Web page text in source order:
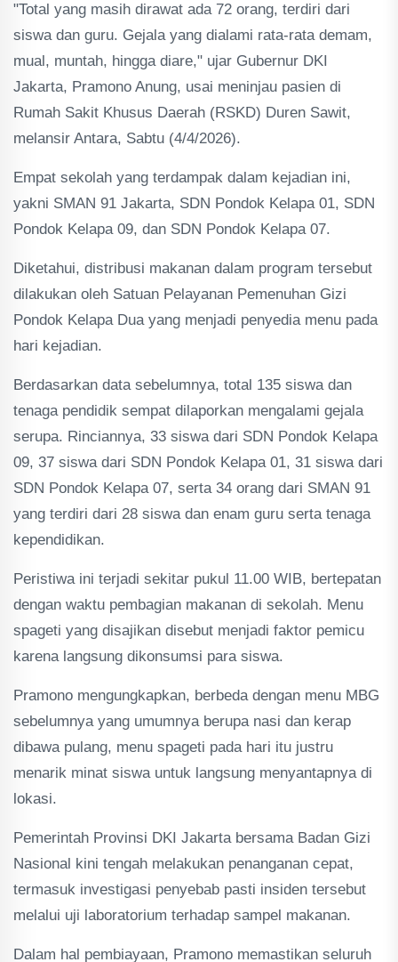
"Total yang masih dirawat ada 72 orang, terdiri dari
siswa dan guru. Gejala yang dialami rata-rata demam,
mual, muntah, hingga diare," ujar Gubernur DKI
Jakarta, Pramono Anung, usai meninjau pasien di
Rumah Sakit Khusus Daerah (RSKD) Duren Sawit,
melansir Antara, Sabtu (4/4/2026).
Empat sekolah yang terdampak dalam kejadian ini,
yakni SMAN 91 Jakarta, SDN Pondok Kelapa 01, SDN
Pondok Kelapa 09, dan SDN Pondok Kelapa 07.
Diketahui, distribusi makanan dalam program tersebut
dilakukan oleh Satuan Pelayanan Pemenuhan Gizi
Pondok Kelapa Dua yang menjadi penyedia menu pada
hari kejadian.
Berdasarkan data sebelumnya, total 135 siswa dan
tenaga pendidik sempat dilaporkan mengalami gejala
serupa. Rinciannya, 33 siswa dari SDN Pondok Kelapa
09, 37 siswa dari SDN Pondok Kelapa 01, 31 siswa dari
SDN Pondok Kelapa 07, serta 34 orang dari SMAN 91
yang terdiri dari 28 siswa dan enam guru serta tenaga
kependidikan.
Peristiwa ini terjadi sekitar pukul 11.00 WIB, bertepatan
dengan waktu pembagian makanan di sekolah. Menu
spageti yang disajikan disebut menjadi faktor pemicu
karena langsung dikonsumsi para siswa.
Pramono mengungkapkan, berbeda dengan menu MBG
sebelumnya yang umumnya berupa nasi dan kerap
dibawa pulang, menu spageti pada hari itu justru
menarik minat siswa untuk langsung menyantapnya di
lokasi.
Pemerintah Provinsi DKI Jakarta bersama Badan Gizi
Nasional kini tengah melakukan penanganan cepat,
termasuk investigasi penyebab pasti insiden tersebut
melalui uji laboratorium terhadap sampel makanan.
Dalam hal pembiayaan, Pramono memastikan seluruh